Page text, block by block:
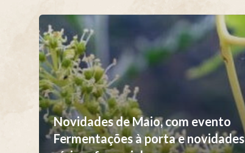
Novidades de Maio, com evento
Fermentações à porta e novidades